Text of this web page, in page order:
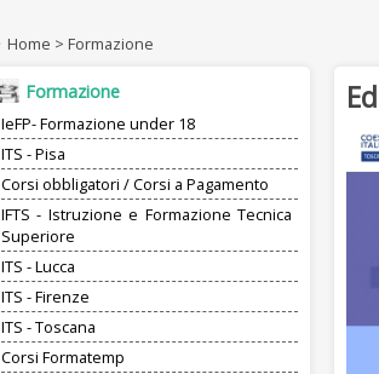
Home Formazione
Formazione
IeFP- Formazione under 18
ITS - Pisa
Corsi obbligatori / Corsi a Pagamento
IFTS - Istruzione e Formazione Tecnica
Superiore
ITS - Lucca
ITS - Firenze
ITS - Toscana
Corsi Formatemp